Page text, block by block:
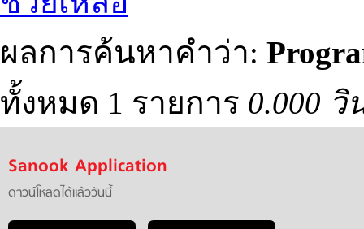
ผลการค้นหาคำว่า:
ทั้งหมด 1 รายการ 0.000 วิ
Sanook Application
ดาวน์โหลดได้แล้ววันนี้